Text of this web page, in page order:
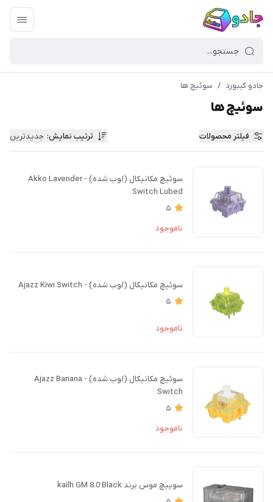
جادو کیبورد / سوئیچ ها
سوئیچ ها
فیلتر محصولات ترتیب نمایش: جدیدترین
سوئیچ مکانیکال (لوب شده) - Akko Lavender
Switch Lubed
5
ناموجود
سوئیچ مکانیکال (لوب شده) - Ajazz Kiwi Switch
5
ناموجود
سوئیچ مکانیکال (لوب شده) - Ajazz Banana
Switch
5
ناموجود
سوییچ موس برند kailh GM 8.0 Black